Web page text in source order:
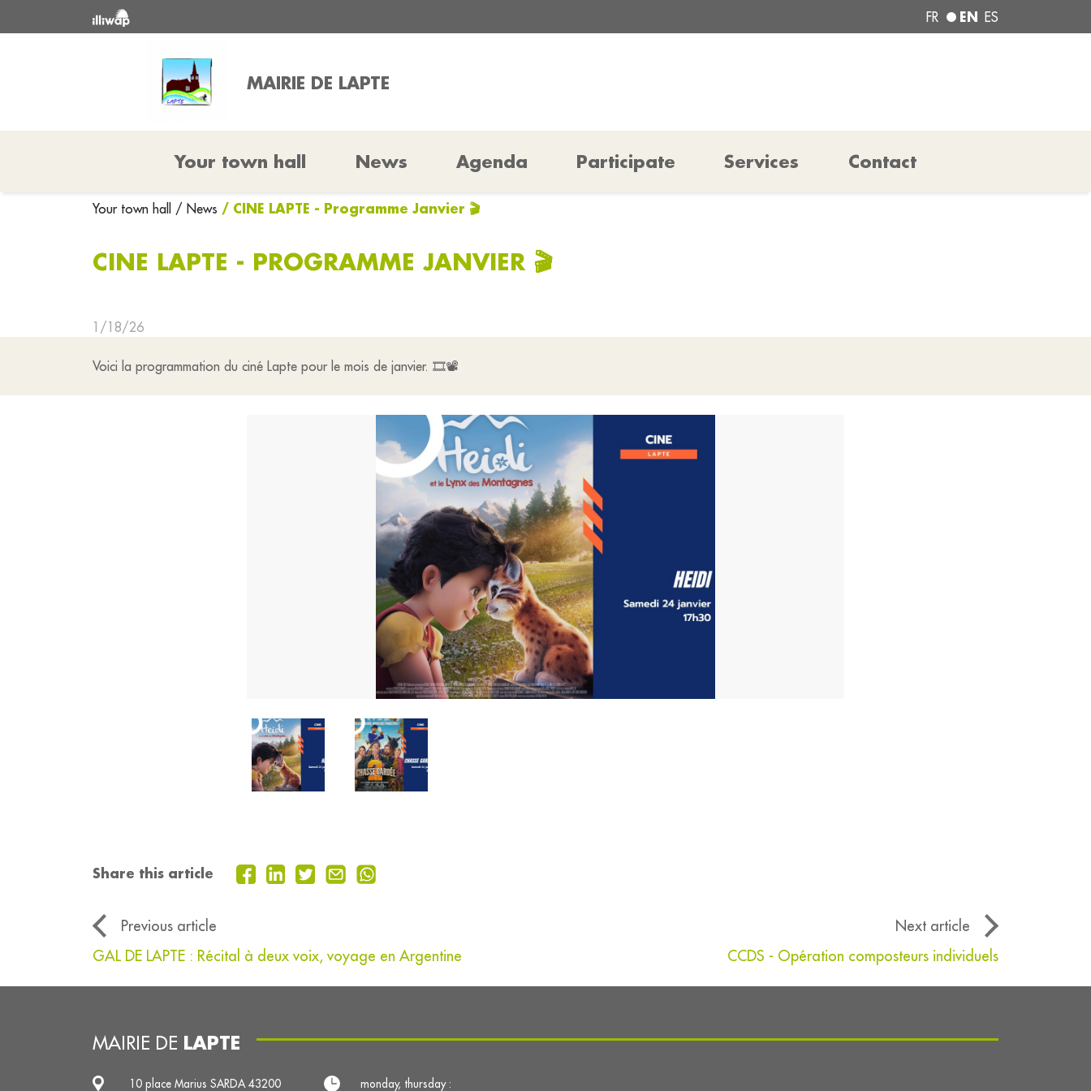
FR EN ES
MAIRIE DE LAPTE
Your town hall News Agenda Participate Services Contact
Your town hall / News / CINE LAPTE - Programme Janvier 🎬
CINE LAPTE - PROGRAMME JANVIER 🎬
1/18/26
Voici la programmation du ciné Lapte pour le mois de janvier. 🎞📽
Share this article
Previous article
Next article
GAL DE LAPTE : Récital à deux voix, voyage en Argentine
CCDS - Opération composteurs individuels
MAIRIE DE LAPTE
10 place Marius SARDA 43200 monday, thursday :